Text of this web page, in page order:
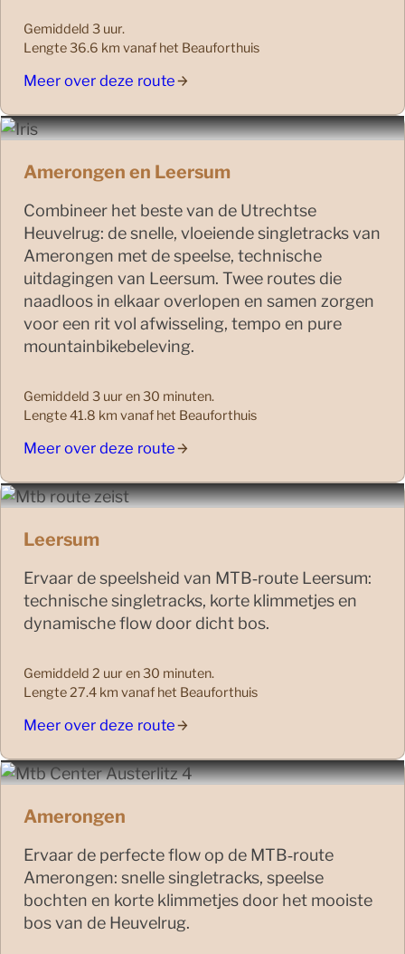
Gemiddeld 3 uur.
Lengte 36.6 km vanaf het Beauforthuis
Meer over deze route
Amerongen en Leersum
Combineer het beste van de Utrechtse
Heuvelrug: de snelle, vloeiende singletracks van
Amerongen met de speelse, technische
uitdagingen van Leersum. Twee routes die
naadloos in elkaar overlopen en samen zorgen
voor een rit vol afwisseling, tempo en pure
mountainbikebeleving.
Gemiddeld 3 uur en 30 minuten.
Lengte 41.8 km vanaf het Beauforthuis
Meer over deze route
Leersum
Ervaar de speelsheid van MTB‑route Leersum:
technische singletracks, korte klimmetjes en
dynamische flow door dicht bos.
Gemiddeld 2 uur en 30 minuten.
Lengte 27.4 km vanaf het Beauforthuis
Meer over deze route
Amerongen
Ervaar de perfecte flow op de MTB‑route
Amerongen: snelle singletracks, speelse
bochten en korte klimmetjes door het mooiste
bos van de Heuvelrug.